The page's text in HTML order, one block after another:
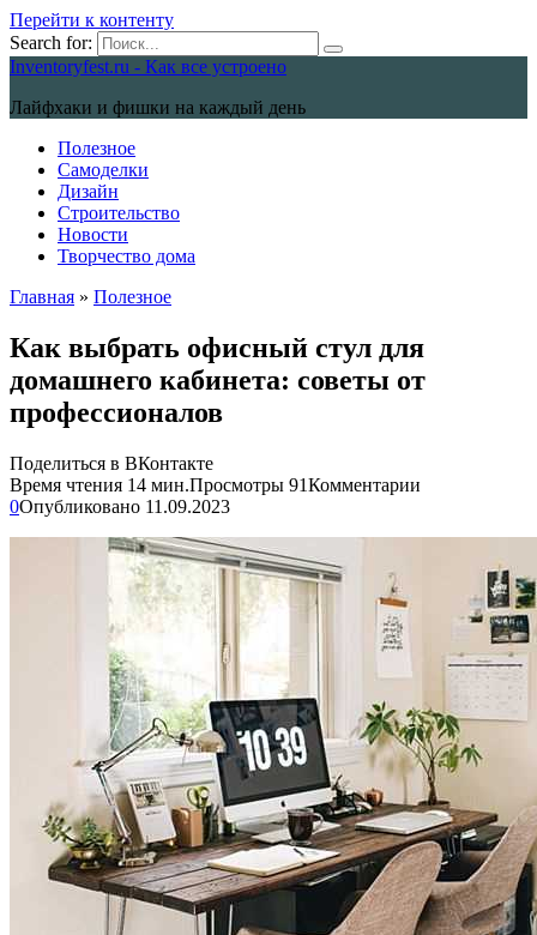
Перейти к контенту
Search for:
Inventoryfest.ru - Как все устроено
Лайфхаки и фишки на каждый день
Полезное
Самоделки
Дизайн
Строительство
Новости
Творчество дома
Главная » Полезное
Как выбрать офисный стул для
домашнего кабинета: советы от
профессионалов
Поделиться в ВКонтакте
Время чтения 14 мин.Просмотры 91Комментарии
0Опубликовано 11.09.2023